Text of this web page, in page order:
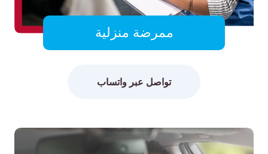
ممرضة منزلية
تواصل عبر واتساب